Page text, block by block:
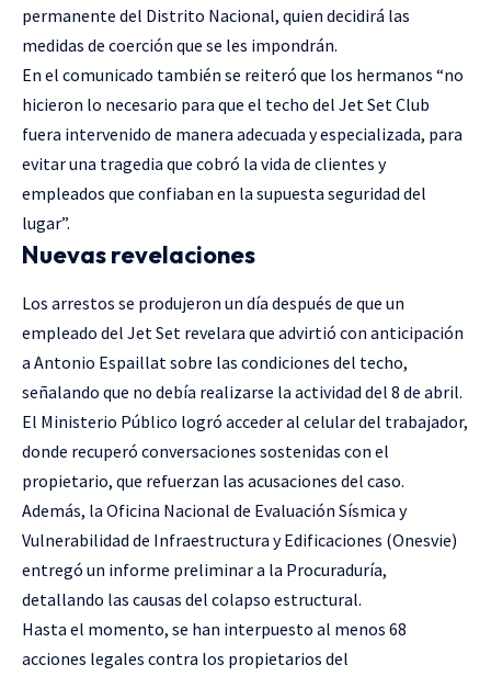
permanente del Distrito Nacional, quien decidirá las
medidas de coerción que se les impondrán.
En el comunicado también se reiteró que los hermanos “no
hicieron lo necesario para que el techo del Jet Set Club
fuera intervenido de manera adecuada y especializada, para
evitar una tragedia que cobró la vida de clientes y
empleados que confiaban en la supuesta seguridad del
lugar”.
Nuevas revelaciones
Los arrestos se produjeron un día después de que un
empleado del Jet Set revelara que advirtió con anticipación
a Antonio Espaillat sobre las condiciones del techo,
señalando que no debía realizarse la actividad del 8 de abril.
El Ministerio Público logró acceder al celular del trabajador,
donde recuperó conversaciones sostenidas con el
propietario, que refuerzan las acusaciones del caso.
Además, la Oficina Nacional de Evaluación Sísmica y
Vulnerabilidad de Infraestructura y Edificaciones (Onesvie)
entregó un informe preliminar a la Procuraduría,
detallando las causas del colapso estructural.
Hasta el momento, se han interpuesto al menos 68
acciones legales contra los propietarios del